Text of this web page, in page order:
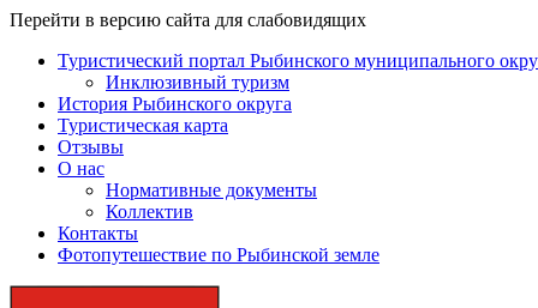
Перейти в версию сайта для слабовидящих
Туристический портал Рыбинского муниципального
Инклюзивный туризм
История Рыбинского округа
Туристическая карта
Отзывы
О нас
Нормативные документы
Коллектив
Контакты
Фотопутешествие по Рыбинской земле